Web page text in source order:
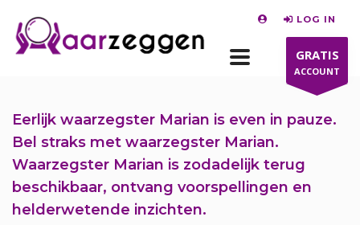
LOG IN
GRATIS
ACCOUNT
Eerlijk waarzegster Marian is even in pauze.
Bel straks met waarzegster Marian.
Waarzegster Marian is zodadelijk terug
beschikbaar, ontvang voorspellingen en
helderwetende inzichten.